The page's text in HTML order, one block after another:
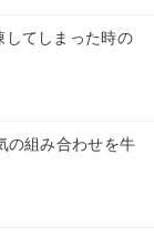
してしまった時の
の組み合わせを牛